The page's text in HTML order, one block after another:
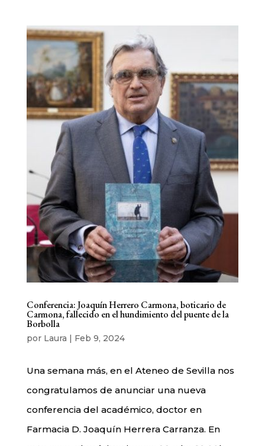
Conferencia: Joaquín Herrero Carmona, boticario de
Carmona, fallecido en el hundimiento del puente de la
Borbolla
por Laura | Feb 9, 2024
Una semana más, en el Ateneo de Sevilla nos
congratulamos de anunciar una nueva
conferencia del académico, doctor en
Farmacia D. Joaquín Herrera Carranza. En